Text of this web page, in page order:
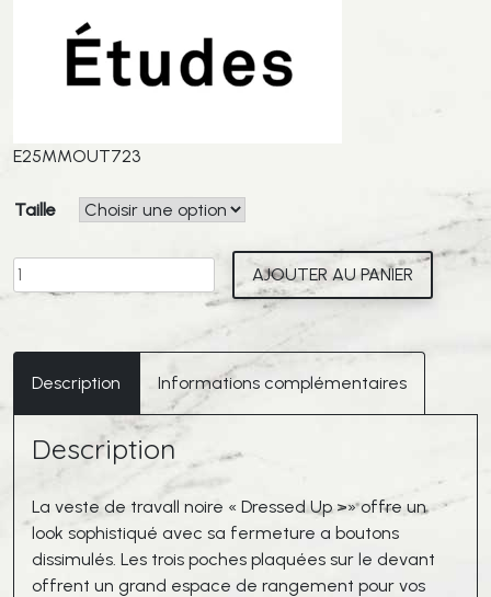
E25MMOUT723
Taille
quantité
de
Veste
Dressed
AJOUTER AU PANIER
Description Informations complémentaires
Description
La veste de travall noire « Dressed Up >» offre un
look sophistiqué avec sa fermeture a boutons
dissimulés. Les trois poches plaquées sur le devant
offrent un grand espace de rangement pour vos